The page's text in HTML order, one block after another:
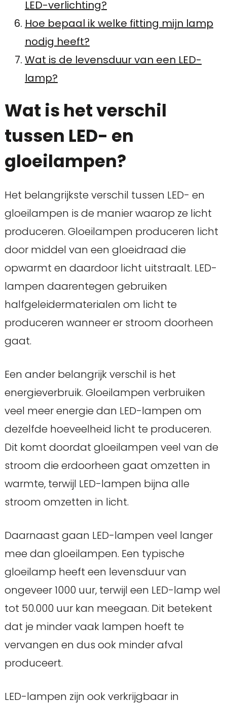
LED-verlichting?
Hoe bepaal ik welke fitting mijn lamp
nodig heeft?
Wat is de levensduur van een LED-
lamp?
Wat is het verschil
tussen LED- en
gloeilampen?
Het belangrijkste verschil tussen LED- en
gloeilampen is de manier waarop ze licht
produceren. Gloeilampen produceren licht
door middel van een gloeidraad die
opwarmt en daardoor licht uitstraalt. LED-
lampen daarentegen gebruiken
halfgeleidermaterialen om licht te
produceren wanneer er stroom doorheen
gaat.
Een ander belangrijk verschil is het
energieverbruik. Gloeilampen verbruiken
veel meer energie dan LED-lampen om
dezelfde hoeveelheid licht te produceren.
Dit komt doordat gloeilampen veel van de
stroom die erdoorheen gaat omzetten in
warmte, terwijl LED-lampen bijna alle
stroom omzetten in licht.
Daarnaast gaan LED-lampen veel langer
mee dan gloeilampen. Een typische
gloeilamp heeft een levensduur van
ongeveer 1000 uur, terwijl een LED-lamp wel
tot 50.000 uur kan meegaan. Dit betekent
dat je minder vaak lampen hoeft te
vervangen en dus ook minder afval
produceert.
LED-lampen zijn ook verkrijgbaar in